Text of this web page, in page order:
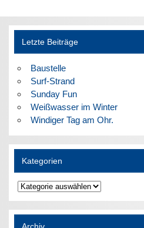
Letzte Beiträge
Baustelle
Surf-Strand
Sunday Fun
Weißwasser im Winter
Windiger Tag am Ohr.
Kategorien
Kategorien